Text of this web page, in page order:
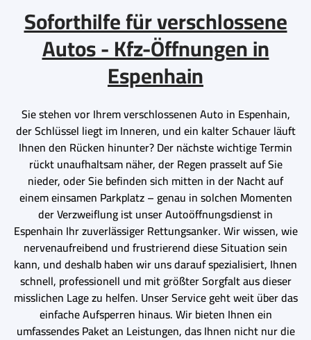
Soforthilfe für verschlossene
Autos - Kfz-Öffnungen in
Espenhain
Sie stehen vor Ihrem verschlossenen Auto in Espenhain,
der Schlüssel liegt im Inneren, und ein kalter Schauer läuft
Ihnen den Rücken hinunter? Der nächste wichtige Termin
rückt unaufhaltsam näher, der Regen prasselt auf Sie
nieder, oder Sie befinden sich mitten in der Nacht auf
einem einsamen Parkplatz – genau in solchen Momenten
der Verzweiflung ist unser Autoöffnungsdienst in
Espenhain Ihr zuverlässiger Rettungsanker. Wir wissen, wie
nervenaufreibend und frustrierend diese Situation sein
kann, und deshalb haben wir uns darauf spezialisiert, Ihnen
schnell, professionell und mit größter Sorgfalt aus dieser
misslichen Lage zu helfen. Unser Service geht weit über das
einfache Aufsperren hinaus. Wir bieten Ihnen ein
umfassendes Paket an Leistungen, das Ihnen nicht nur die